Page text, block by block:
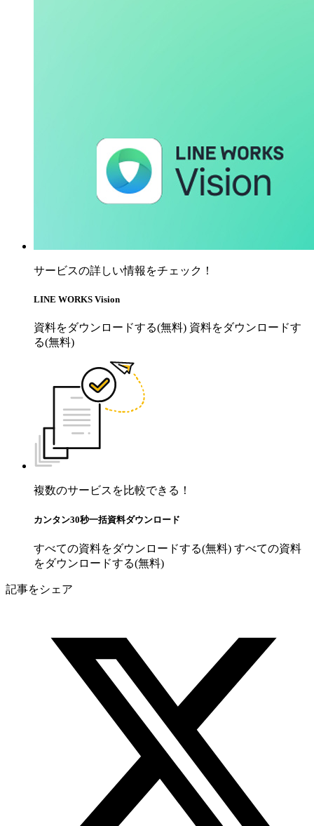
サービスの詳しい情報をチェック！
LINE WORKS Vision
資料をダウンロードする(無料) 資料をダウンロードす
る(無料)
複数のサービスを比較できる！
カンタン30秒一括資料ダウンロード
すべての資料をダウンロードする(無料) すべての資料
をダウンロードする(無料)
記事をシェア